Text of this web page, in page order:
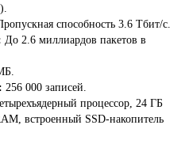
способность 3.6 Тбит/с.
До 2.6 миллиардов пакетов в
256 000 записей.
процессор, 24 ГБ
встроенный SSD-накопитель